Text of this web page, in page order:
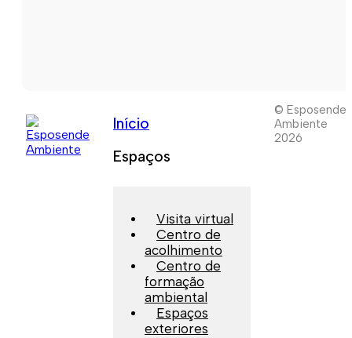
Início
Espaços
Visita virtual
Centro de
acolhimento
Centro de
formação
ambiental
Espaços
exteriores
© Esposende
Ambiente
2026